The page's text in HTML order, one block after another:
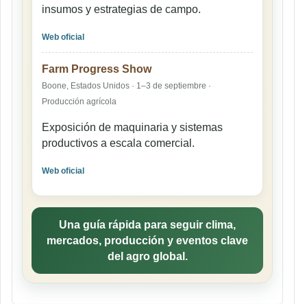
insumos y estrategias de campo.
Web oficial
Farm Progress Show
Boone, Estados Unidos · 1–3 de septiembre ·
Producción agrícola
Exposición de maquinaria y sistemas
productivos a escala comercial.
Web oficial
Una guía rápida para seguir clima,
mercados, producción y eventos clave
del agro global.